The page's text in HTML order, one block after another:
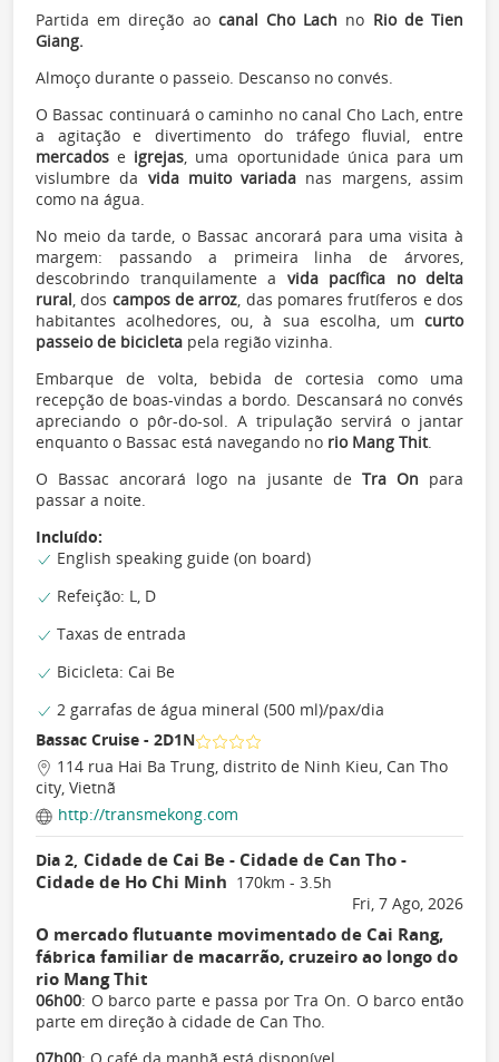
Partida em direção ao canal Cho Lach no Rio de Tien
Giang.
Almoço durante o passeio. Descanso no convés.
O Bassac continuará o caminho no canal Cho Lach, entre
a agitação e divertimento do tráfego fluvial, entre
mercados e igrejas, uma oportunidade única para um
vislumbre da vida muito variada nas margens, assim
como na água.
No meio da tarde, o Bassac ancorará para uma visita à
margem: passando a primeira linha de árvores,
descobrindo tranquilamente a vida pacífica no delta
rural, dos campos de arroz, das pomares frutíferos e dos
habitantes acolhedores, ou, à sua escolha, um curto
passeio de bicicleta pela região vizinha.
Embarque de volta, bebida de cortesia como uma
recepção de boas-vindas a bordo. Descansará no convés
apreciando o pôr-do-sol. A tripulação servirá o jantar
enquanto o Bassac está navegando no rio Mang Thit.
O Bassac ancorará logo na jusante de Tra On para
passar a noite.
Incluído:
English speaking guide (on board)
Refeição: L, D
Taxas de entrada
Bicicleta: Cai Be
2 garrafas de água mineral (500 ml)/pax/dia
Bassac Cruise - 2D1N
114 rua Hai Ba Trung, distrito de Ninh Kieu, Can Tho
city, Vietnã
http://transmekong.com
Dia 2, Cidade de Cai Be - Cidade de Can Tho -
Cidade de Ho Chi Minh 170km - 3.5h
Fri, 7 Ago, 2026
O mercado flutuante movimentado de Cai Rang,
fábrica familiar de macarrão, cruzeiro ao longo do
rio Mang Thit
06h00: O barco parte e passa por Tra On. O barco então
parte em direção à cidade de Can Tho.